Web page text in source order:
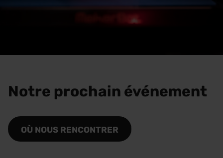
Notre prochain événement
OÙ NOUS RENCONTRER